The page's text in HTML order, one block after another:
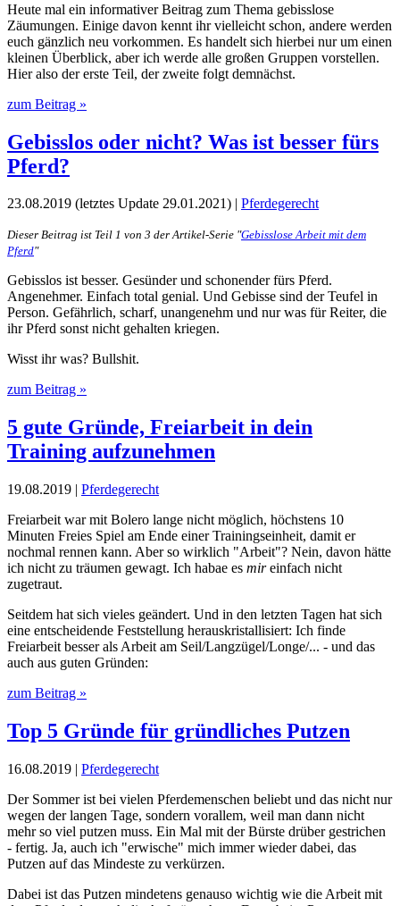
Heute mal ein informativer Beitrag zum Thema gebisslose
Zäumungen. Einige davon kennt ihr vielleicht schon, andere werden
euch gänzlich neu vorkommen. Es handelt sich hierbei nur um einen
kleinen Überblick, aber ich werde alle großen Gruppen vorstellen.
Hier also der erste Teil, der zweite folgt demnächst.
zum Beitrag »
Gebisslos oder nicht? Was ist besser fürs
Pferd?
23.08.2019 (letztes Update 29.01.2021) | Pferdegerecht
Dieser Beitrag ist Teil 1 von 3 der Artikel-Serie "Gebisslose Arbeit mit dem
Pferd"
Gebisslos ist besser. Gesünder und schonender fürs Pferd.
Angenehmer. Einfach total genial. Und Gebisse sind der Teufel in
Person. Gefährlich, scharf, unangenehm und nur was für Reiter, die
ihr Pferd sonst nicht gehalten kriegen.
Wisst ihr was? Bullshit.
zum Beitrag »
5 gute Gründe, Freiarbeit in dein
Training aufzunehmen
19.08.2019 | Pferdegerecht
Freiarbeit war mit Bolero lange nicht möglich, höchstens 10
Minuten Freies Spiel am Ende einer Trainingseinheit, damit er
nochmal rennen kann. Aber so wirklich "Arbeit"? Nein, davon hätte
ich nicht zu träumen gewagt. Ich habae es mireinfach nicht
zugetraut.
Seitdem hat sich vieles geändert. Und in den letzten Tagen hat sich
eine entscheidende Feststellung herauskristallisiert: Ich finde
Freiarbeit besser als Arbeit am Seil/Langzügel/Longe/... - und das
auch aus guten Gründen:
zum Beitrag »
Top 5 Gründe für gründliches Putzen
16.08.2019 | Pferdegerecht
Der Sommer ist bei vielen Pferdemenschen beliebt und das nicht nur
wegen der langen Tage, sondern vorallem, weil man dann nicht
mehr so viel putzen muss. Ein Mal mit der Bürste drüber gestrichen
- fertig. Ja, auch ich "erwische" mich immer wieder dabei, das
Putzen auf das Mindeste zu verkürzen.
Dabei ist das Putzen mindetens genauso wichtig wie die Arbeit mit